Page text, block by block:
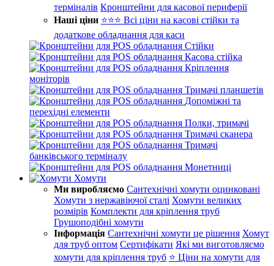
терміналів Кронштейни для касової периферії
Наші ціни ⭐⭐⭐ Всі ціни на касові стійки та
додаткове обладнання для каси
Стійки
Касова стійка
Кріплення
моніторів
Тримачі планшетів
Допоміжні та
перехідні елементи
Полки, тримачі
Тримачі сканера
Тримачі
банківського терміналу
Монетниці
Хомути
Ми виробляємо Сантехнічні хомути оцинковані
Хомути з нержавіючої сталі Хомути великих
розмірів Комплекти для кріплення труб
Грушоподібні хомути
Інформація Сантехнічні хомути це рішення Хомут
для труб оптом Сертифікати Які ми виготовляємо
хомути для кріплення труб ⭐ Ціни на хомути для